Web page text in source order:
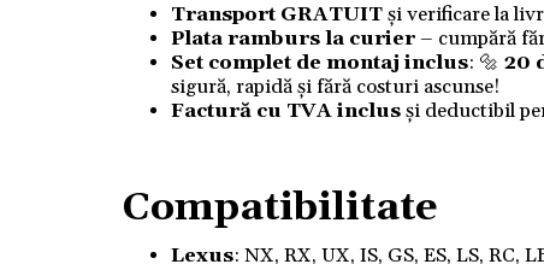
Transport GRATUITși verificare la
Plata ramburs la curier– cumpără
Set complet de montaj inclus: 🔩 20
sigură, rapidă și fără costuri ascunse!
Factură cu TVA inclusși deductibil
Compatibilitate
Lexus: NX, RX, UX, IS, GS, ES, LS, RC,